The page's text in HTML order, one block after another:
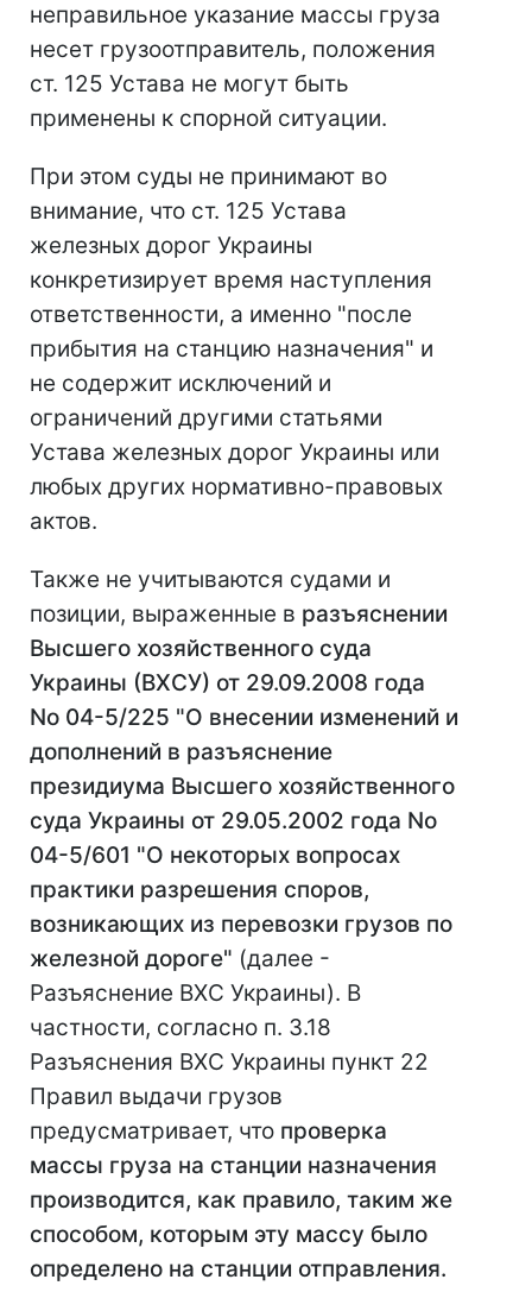
неправильное указание массы груза
несет грузоотправитель, положения
ст. 125 Устава не могут быть
применены к спорной ситуации.
При этом суды не принимают во
внимание, что ст. 125 Устава
железных дорог Украины
конкретизирует время наступления
ответственности, а именно "после
прибытия на станцию назначения" и
не содержит исключений и
ограничений другими статьями
Устава железных дорог Украины или
любых других нормативно-правовых
актов.
Также не учитываются судами и
позиции, выраженные в разъяснении
Высшего хозяйственного суда
Украины (ВХСУ) от 29.09.2008 года
No 04-5/225 "О внесении изменений и
дополнений в разъяснение
президиума Высшего хозяйственного
суда Украины от 29.05.2002 года No
04-5/601 "О некоторых вопросах
практики разрешения споров,
возникающих из перевозки грузов по
железной дороге" (далее -
Разъяснение ВХС Украины). В
частности, согласно п. 3.18
Разъяснения ВХС Украины пункт 22
Правил выдачи грузов
предусматривает, что проверка
массы груза на станции назначения
производится, как правило, таким же
способом, которым эту массу было
определено на станции отправления.